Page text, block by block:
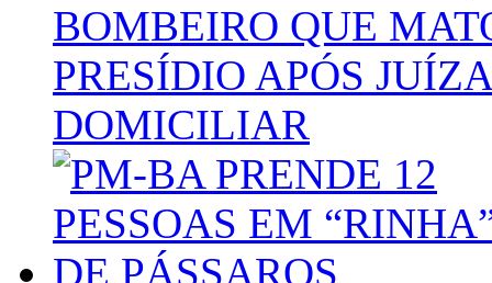
BOMBEIRO QUE
PRESÍDIO APÓS
DOMICILIAR